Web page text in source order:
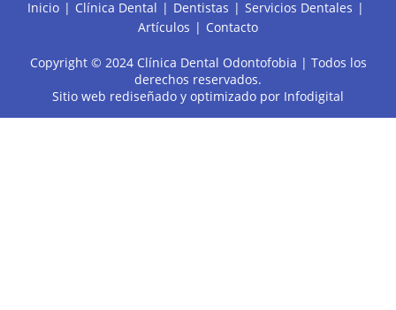
Inicio Clínica Dental Dentistas
Servicios Dentales
Artículos
Contacto
Copyright © 2024 Clínica Dental Odontofobia | Todos los
derechos reservados.
Sitio web rediseñado y optimizado por Infodigital